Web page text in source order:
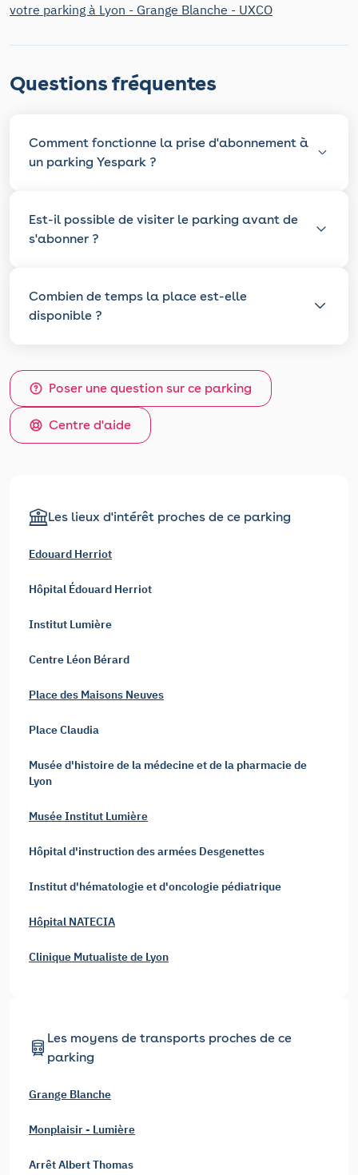
votre parking à Lyon - Grange Blanche - UXCO
Questions fréquentes
Comment fonctionne la prise d'abonnement à
un parking Yespark ?
Est-il possible de visiter le parking avant de
s'abonner ?
Combien de temps la place est-elle
disponible ?
Poser une question sur ce parking
Centre d'aide
Les lieux d'intérêt proches de ce parking
Edouard Herriot
Hôpital Édouard Herriot
Institut Lumière
Centre Léon Bérard
Place des Maisons Neuves
Place Claudia
Musée d'histoire de la médecine et de la pharmacie de
Lyon
Musée Institut Lumière
Hôpital d'instruction des armées Desgenettes
Institut d'hématologie et d'oncologie pédiatrique
Hôpital NATECIA
Clinique Mutualiste de Lyon
Les moyens de transports proches de ce
parking
Grange Blanche
Monplaisir - Lumière
Arrêt Albert Thomas